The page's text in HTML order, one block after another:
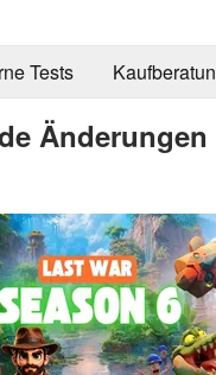
Tests
Änderungen